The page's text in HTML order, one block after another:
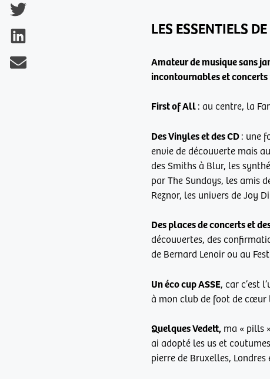
LES ESSENTIELS
Amateur de musique sans
incontournables et
First of All: au centre, la
Des Vinyles et des CD: une
envie de découverte mais
des Smiths à Blur, les
par The Sundays, les amis
Reznor, les univers de Joy
Des places de concerts et
découvertes, des
de Bernard Lenoir ou au
Un éco cup ASSE, car c’est
à mon club de foot de cœur
Quelques Vedett, ma « pills
ai adopté les us et
pierre de Bruxelles,